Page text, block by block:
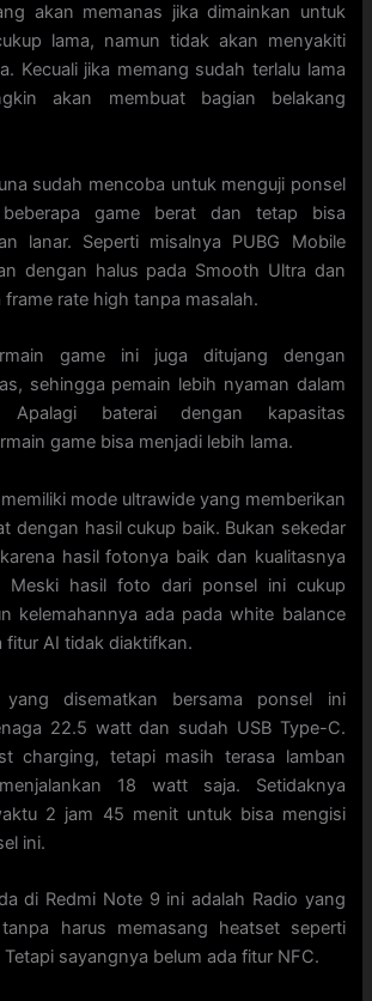
akan memanas jika dimainkan untuk
lama, namun tidak akan menyakiti
Kecuali jika memang sudah terlalu lama
akan membuat bagian belakang
sudah mencoba untuk menguji ponsel
game berat dan tetap bisa
lanar. Seperti misalnya PUBG Mobile
dengan halus pada Smooth Ultra dan
frame rate high tanpa masalah.
game ini juga ditujang dengan
sehingga pemain lebih nyaman dalam
Apalagi baterai dengan kapasitas
game bisa menjadi lebih lama.
mode ultrawide yang memberikan
dengan hasil cukup baik. Bukan sekedar
hasil fotonya baik dan kualitasnya
Meski hasil foto dari ponsel ini cukup
kelemahannya ada pada white balance
fitur AI tidak diaktifkan.
yang disematkan bersama ponsel ini
22.5 watt dan sudah USB Type-C.
charging, tetapi masih terasa lamban
18 watt saja. Setidaknya
2 jam 45 menit untuk bisa mengisi
ini.
di Redmi Note 9 ini adalah Radio yang
harus memasang heatset seperti
sayangnya belum ada fitur NFC.